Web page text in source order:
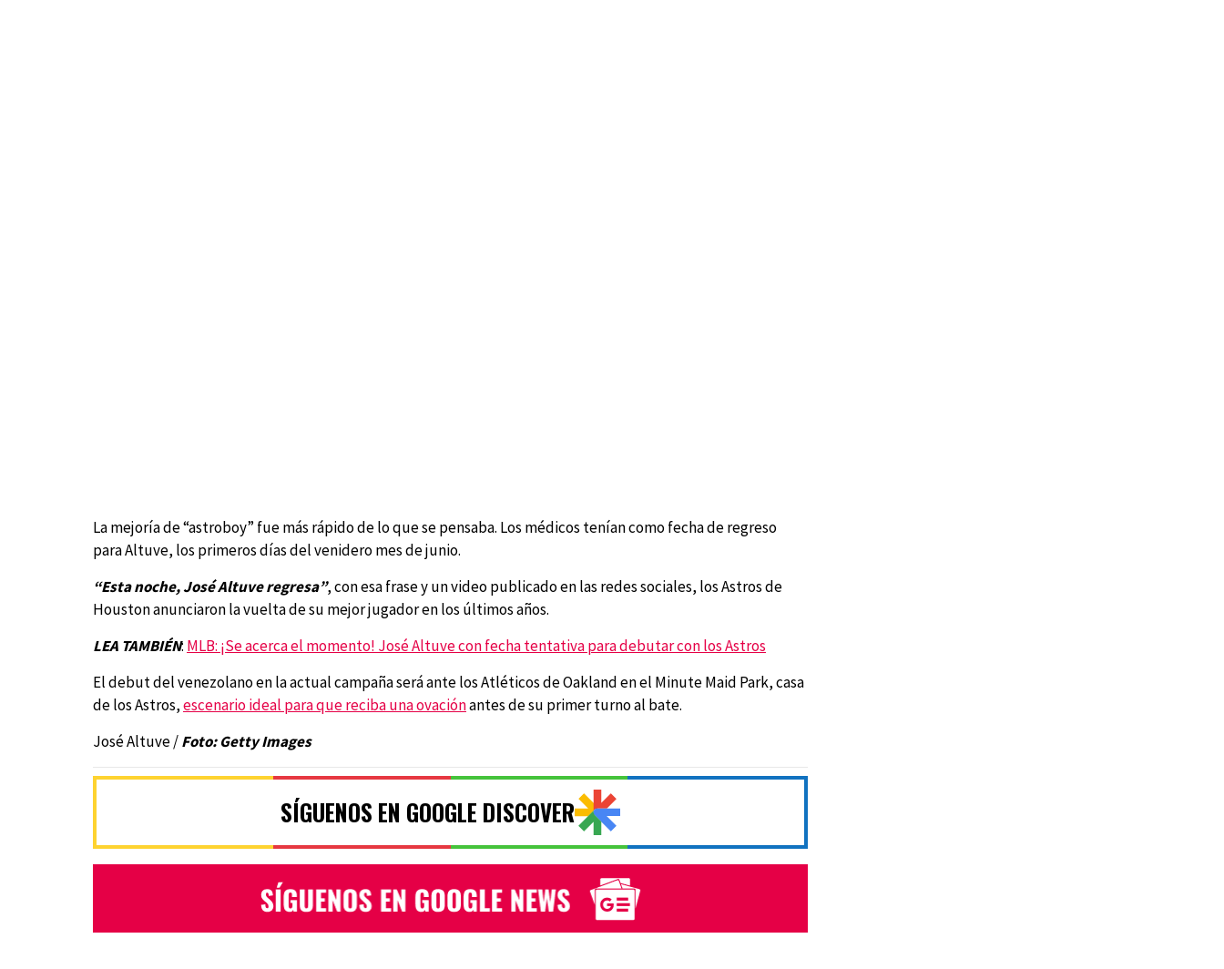
La mejoría de “astroboy” fue más rápido de lo que se pensaba. Los médicos tenían como fecha de regreso
para Altuve, los primeros días del venidero mes de junio.
“Esta noche, José Altuve regresa”, con esa frase y un video publicado en las redes sociales, los Astros de
Houston anunciaron la vuelta de su mejor jugador en los últimos años.
LEA TAMBIÉN: MLB: ¡Se acerca el momento! José Altuve con fecha tentativa para debutar con los Astros
El debut del venezolano en la actual campaña será ante los Atléticos de Oakland en el Minute Maid Park, casa
de los Astros,escenario ideal para que reciba una ovaciónantes de su primer turno al bate.
José Altuve /Foto: Getty Images
SÍGUENOS EN GOOGLE DISCOVER